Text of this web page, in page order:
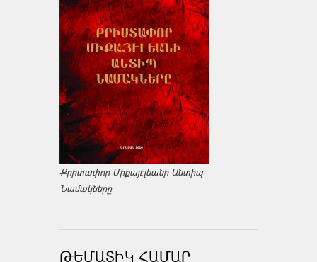
Քրիտափոր Միքայէլեանի Անտիպ
Նամակները
ԹԵՄԱՏԻԿ ՀԱՄԱՐ